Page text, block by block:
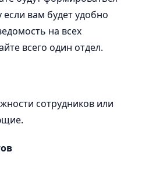
вам будет удобно
на всех
всего один отдел.
сотрудников или